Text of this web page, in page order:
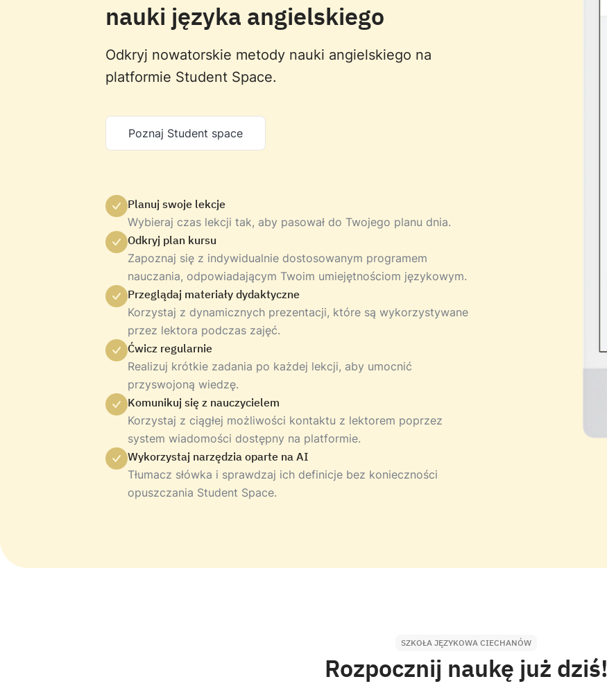
nauki języka angielskiego
Odkryj nowatorskie metody nauki angielskiego na
platformie Student Space.
Poznaj Student space
Planuj swoje lekcje
Wybieraj czas lekcji tak, aby pasował do Twojego planu dnia.
Odkryj plan kursu
Zapoznaj się z indywidualnie dostosowanym programem
nauczania, odpowiadającym Twoim umiejętnościom językowym.
Przeglądaj materiały dydaktyczne
Korzystaj z dynamicznych prezentacji, które są wykorzystywane
przez lektora podczas zajęć.
Ćwicz regularnie
Realizuj krótkie zadania po każdej lekcji, aby umocnić
przyswojoną wiedzę.
Komunikuj się z nauczycielem
Korzystaj z ciągłej możliwości kontaktu z lektorem poprzez
system wiadomości dostępny na platformie.
Wykorzystaj narzędzia oparte na AI
Tłumacz słówka i sprawdzaj ich definicje bez konieczności
opuszczania Student Space.
SZKOŁA JĘZYKOWA CIECHANÓW
Rozpocznij naukę już dziś!